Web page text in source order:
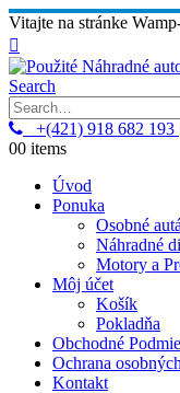
Vitajte na stránke
Search
+(421) 918 682 193
00 items
Úvod
Ponuka
Osobné autá
Náhradné
Motory a
Môj účet
Košík
Pokladňa
Obchodné
Ochrana
Kontakt